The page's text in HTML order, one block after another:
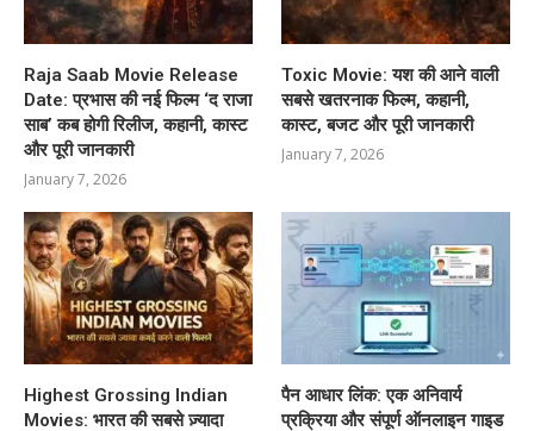
Raja Saab Movie Release
Date: प्रभास की नई फिल्म ‘द राजा
साब’ कब होगी रिलीज, कहानी, कास्ट
और पूरी जानकारी
January 7, 2026
Toxic Movie: यश की आने वाली
सबसे खतरनाक फिल्म, कहानी,
कास्ट, बजट और पूरी जानकारी
January 7, 2026
Highest Grossing Indian
Movies: भारत की सबसे ज़्यादा
पैन आधार लिंक: एक अनिवार्य
प्रक्रिया और संपूर्ण ऑनलाइन गाइड